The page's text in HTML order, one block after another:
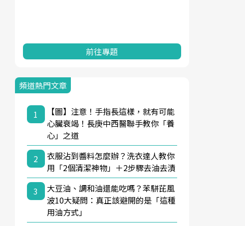
前往專題
頻道熱門文章
1
【圖】注意！手指長這樣，就有可能
心臟衰竭！長庚中西醫聯手教你「養
心」之道
2
衣服沾到醬料怎麼辦？洗衣達人教你
用「2個清潔神物」＋2步驟去油去漬
3
大豆油、調和油還能吃嗎？苯駢芘風
波10大疑問：真正該避開的是「這種
用油方式」